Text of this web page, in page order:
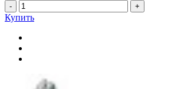
- +
Купить